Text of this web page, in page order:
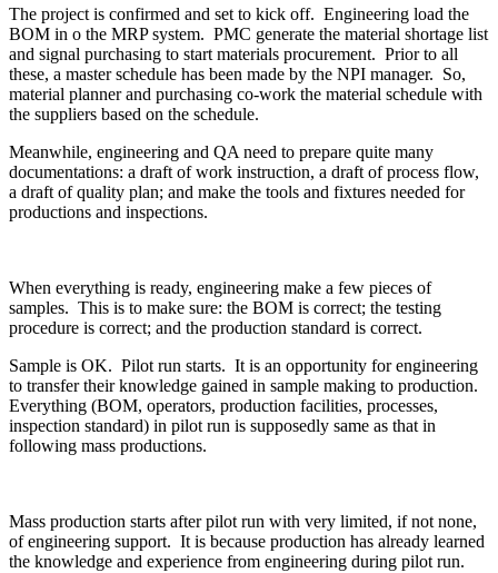
The project is confirmed and set to kick off. Engineering load the
BOM in o the MRP system. PMC generate the material shortage list
and signal purchasing to start materials procurement. Prior to all
these, a master schedule has been made by the NPI manager. So,
material planner and purchasing co-work the material schedule with
the suppliers based on the schedule.
Meanwhile, engineering and QA need to prepare quite many
documentations: a draft of work instruction, a draft of process flow,
a draft of quality plan; and make the tools and fixtures needed for
productions and inspections.
When everything is ready, engineering make a few pieces of
samples. This is to make sure: the BOM is correct; the testing
procedure is correct; and the production standard is correct.
Sample is OK. Pilot run starts. It is an opportunity for engineering
to transfer their knowledge gained in sample making to production.
Everything (BOM, operators, production facilities, processes,
inspection standard) in pilot run is supposedly same as that in
following mass productions.
Mass production starts after pilot run with very limited, if not none,
of engineering support. It is because production has already learned
the knowledge and experience from engineering during pilot run.